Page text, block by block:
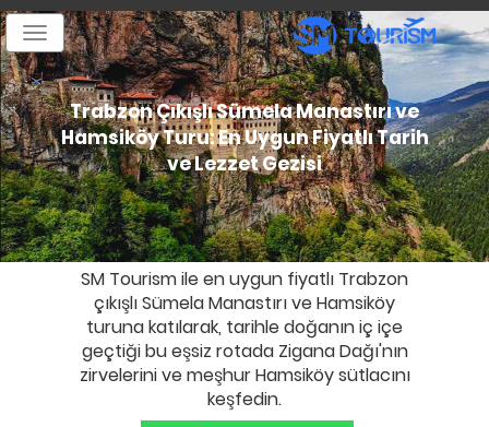
Trabzon Çıkışlı Sümela Manastırı ve
Hamsiköy Turu: En Uygun Fiyatlı Tarih
ve Lezzet Gezisi
SM Tourism ile en uygun fiyatlı Trabzon
çıkışlı Sümela Manastırı ve Hamsiköy
turuna katılarak, tarihle doğanın iç içe
geçtiği bu eşsiz rotada Zigana Dağı'nın
zirvelerini ve meşhur Hamsiköy sütlacını
keşfedin.
Toggle
navigation